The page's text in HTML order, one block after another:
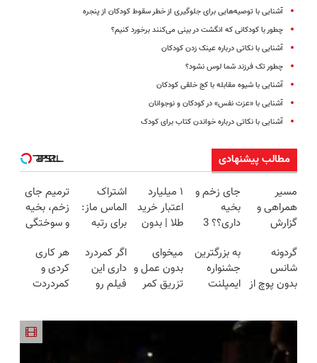
آشنایی با توصیه‌هایی برای جلوگیری از خطر سقوط کودکان از پنجره
چطور با کودکانی که انگشت در بینی می‌کنند برخورد کنیم؟
آشنایی با نکاتی درباره عینک زدن کودکان
چطور تک فرزند شما لوس نشود؟
آشنایی با شیوه مقابله با کج خلقی کودکان
آشنایی با «عزت نفس» در کودکان و نوجوانان
آشنایی با نکاتی درباره خواندن کتاب برای کودک
مطالب پیشنهادی
مسیر
همراهی و
گزارش
گروه اسنپ
در ۱۴۰۴
جای زخم و
بخیه
داری؟؟ 3
محوش کن!
۱ میلیارد
اعتبار خرید
طلا | بدون
چک
اشتراک
الماس ماز:
برای رتبه
کنکور!
ترمیم جای
زخم، بخیه
و سوختگی
هفته!!😍
گردونه
شانس
بدون پوچ از
بیت کوین
به بزرگترین
جشنواره
ایمپلنت
میخوای
بدون عمل و
تزریق کمر
اگر کمردرد
داری این
فیلم رو
هر کاری
کردی و
کمردردت
پرسشنامه و
دریافت راه